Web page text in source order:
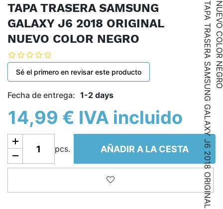
T
A
P
A
T
R
A
S
E
R
A
S
A
M
S
U
N
G
G
A
L
A
X
Y
J
6
2
0
1
8
O
R
I
G
I
N
A
L
N
U
E
V
O
C
O
L
O
R
N
E
G
R
TAPA TRASERA SAMSUNG
GALAXY J6 2018 ORIGINAL
NUEVO COLOR NEGRO
Sé el primero en revisar este producto
Fecha de entrega: 1-2 days
14,99 € IVA incluido
Añadir a la cesta
pcs.
AÑADIR A LA CESTA
Añadir a la lista de deseos